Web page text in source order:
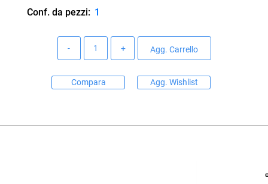
Conf. da pezzi: 1
Agg. Carrello
Compara Agg. Wishlist